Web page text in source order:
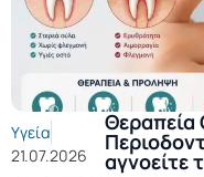
Υγεία
21.07.2026
Θεραπεία
αγνοείτε